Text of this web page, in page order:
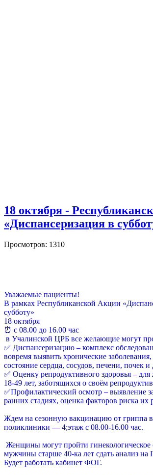
18 октября -
«Диспансеризация в
Просмотров: 1310
Уважаемые пациенты!
В рамках Республиканской Акции
субботу»
18 октября
⏰ с 08.00 до 16.00 час
в Учалинской ЦРБ все желающие могут
✅ Диспансеризацию – комплекс
вовремя выявить хронические
состояние сердца, сосудов, печени, почек и
✅ Оценку репродуктивного здоровья –
18-49 лет, заботящихся о своём
✅Профилактический осмотр – выявление
ранних стадиях, оценка факторов риска их
Ждем на сезонную вакцинацию от гриппа в
поликлиники — 4;этаж с 08.00-16.00 час.
Женщины могут пройти гинекологическое
мужчины старше 40-ка лет сдать анализ
Будет работать кабинет ФОГ.